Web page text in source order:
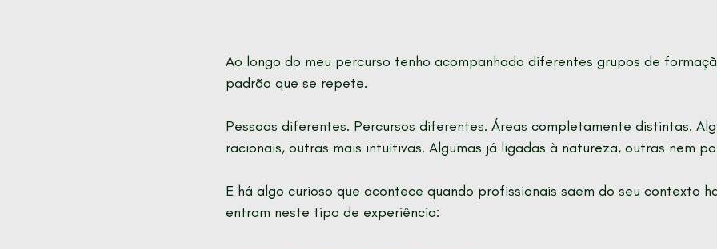
Ao longo do meu percurso tenho acompanhado diferentes grupos de
padrão que se repete.
Pessoas diferentes. Percursos diferentes. Áreas completamente distintas.
racionais, outras mais intuitivas. Algumas já ligadas à natureza, outras nem
E há algo curioso que acontece quando profissionais saem do seu contexto
entram neste tipo de experiência: